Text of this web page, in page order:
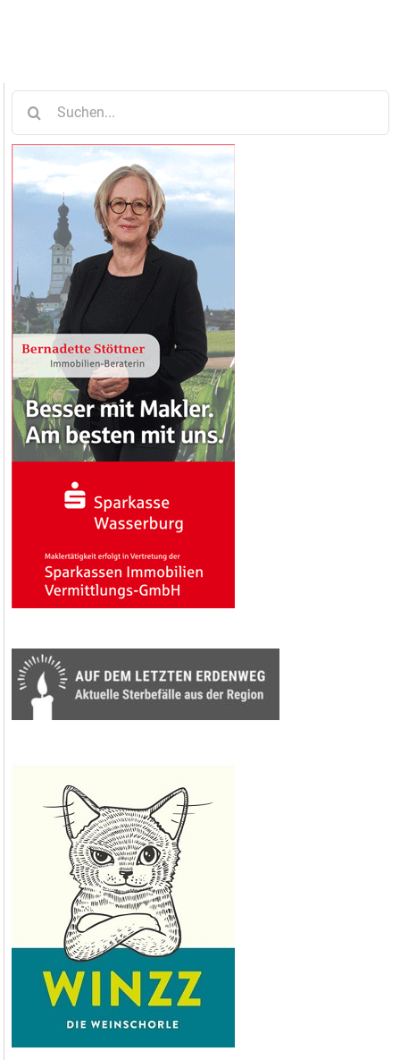
nach: